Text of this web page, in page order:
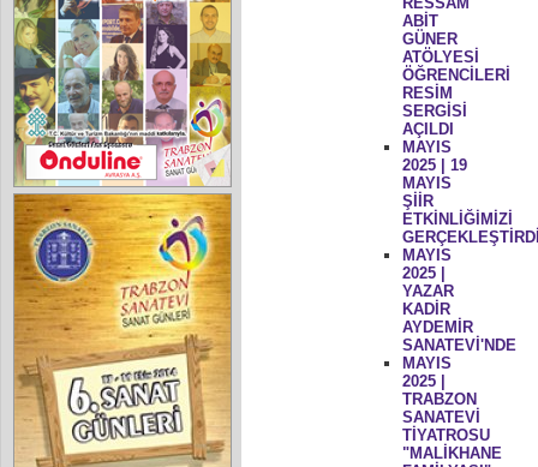
ABİT
GÜNER
ATÖLYESİ
ÖĞRENCİLERİ
RESİM
SERGİSİ
AÇILDI
MAYIS
2025 | 19
MAYIS
ŞİİR
ETKİNLİĞİMİZİ
MAYIS
2025 |
YAZAR
KADİR
AYDEMİR
SANATEVİ'NDE
MAYIS
2025 |
TRABZON
SANATEVİ
TİYATROSU
"MALİKHANE